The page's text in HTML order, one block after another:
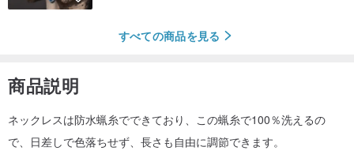
すべての商品を見る
商品説明
ネックレスは防水蝋糸でできており、この蝋糸で100％洗えるの
で、日差しで色落ちせず、長さも自由に調節できます。